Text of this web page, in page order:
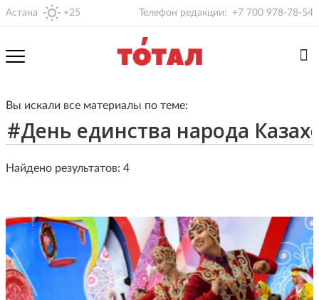
Астана +25 Телефон редакции: +7 700 978-78-54
Вы искали все материалы по теме:
Найдено результатов: 4